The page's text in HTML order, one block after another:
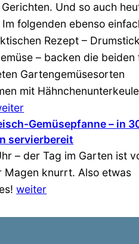
Gerichten. Und so auch
folgenden ebenso
Rezept –
– backen die beiden
Gartengemüsesorten
mit
Gemüsepfanne – in
servierbereit
– der Tag im Garten ist
Magen knurrt. Also etwas
weiter